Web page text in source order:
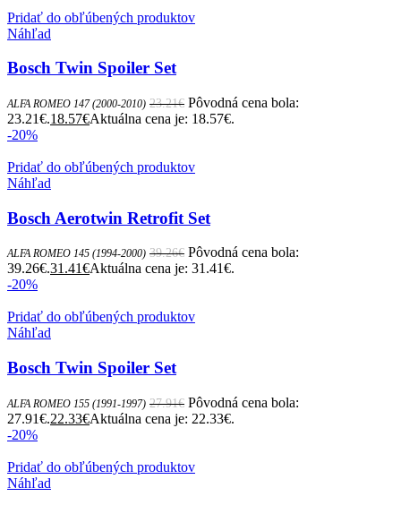
Pridať do obľúbených produktov
Náhľad
Bosch Twin Spoiler Set
ALFA ROMEO 147 (2000-2010) 23.21€ Pôvodná cena bola:
23.21€.18.57€Aktuálna cena je: 18.57€.
-20%
Pridať do obľúbených produktov
Náhľad
Bosch Aerotwin Retrofit Set
ALFA ROMEO 145 (1994-2000) 39.26€ Pôvodná cena bola:
39.26€.31.41€Aktuálna cena je: 31.41€.
-20%
Pridať do obľúbených produktov
Náhľad
Bosch Twin Spoiler Set
ALFA ROMEO 155 (1991-1997) 27.91€ Pôvodná cena bola:
27.91€.22.33€Aktuálna cena je: 22.33€.
-20%
Pridať do obľúbených produktov
Náhľad